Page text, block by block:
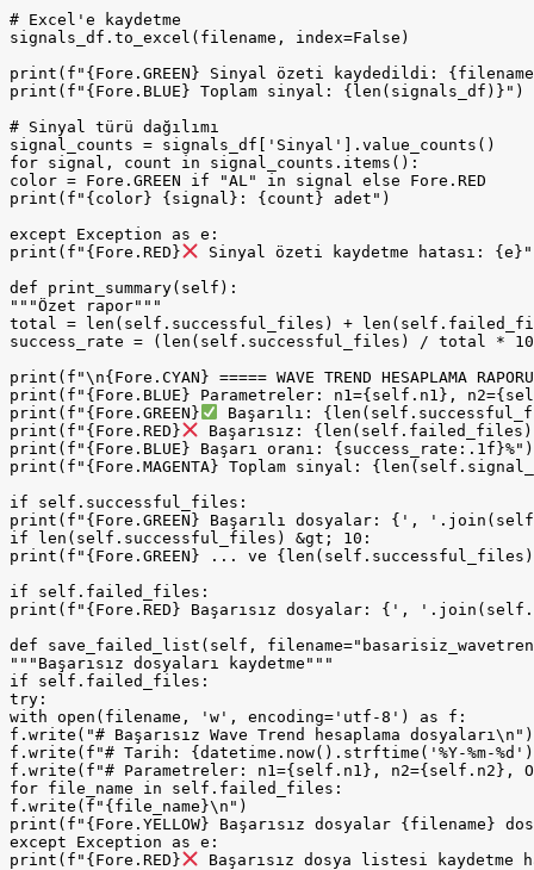
# Excel'e kaydetme
signals_df.to_excel(filename, index=False)
print(f"{Fore.GREEN} Sinyal özeti kaydedildi:
print(f"{Fore.BLUE} Toplam sinyal: {len(signals_df)}")
# Sinyal türü dağılımı
signal_counts = signals_df['Sinyal'].value_counts()
for signal, count in signal_counts.items():
color = Fore.GREEN if "AL" in signal else Fore.RED
print(f"{color} {signal}: {count} adet")
except Exception as e:
print(f"{Fore.RED}
Sinyal özeti kaydetme hatası:
def print_summary(self):
"""Özet rapor"""
total = len(self.successful_files) +
success_rate = (len(self.successful_files) / total *
print(f"\n{Fore.CYAN} ===== WAVE TREND HESAPLAMA
print(f"{Fore.BLUE} Parametreler: n1={self.n1},
print(f"{Fore.GREEN}
Başarılı:
print(f"{Fore.RED}
Başarısız:
print(f"{Fore.BLUE} Başarı oranı: {success_rate:.1f}%")
print(f"{Fore.MAGENTA} Toplam sinyal:
if self.successful_files:
print(f"{Fore.GREEN} Başarılı dosyalar: {',
if len(self.successful_files) &gt; 10:
print(f"{Fore.GREEN} ... ve
if self.failed_files:
print(f"{Fore.RED} Başarısız dosyalar: {',
def save_failed_list(self,
"""Başarısız dosyaları kaydetme"""
if self.failed_files:
try:
with open(filename, 'w', encoding='utf-8') as f:
f.write("# Başarısız Wave Trend hesaplama dosyaları\n")
f.write(f"# Tarih: {datetime.now().strftime('%Y-%m-
f.write(f"# Parametreler: n1={self.n1}, n2={self.n2},
for file_name in self.failed_files:
f.write(f"{file_name}\n")
print(f"{Fore.YELLOW} Başarısız dosyalar {filename}
except Exception as e:
print(f"{Fore.RED}
Başarısız dosya listesi kaydetme